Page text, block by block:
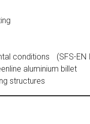
conditions (SFS-EN
aluminium billet
structures